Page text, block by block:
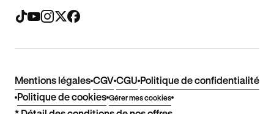
Mentions légales CGV CGU Politique de confidentialité
Politique de cookies Gérer mes cookies